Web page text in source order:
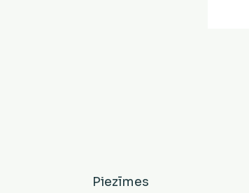
Piezīmes